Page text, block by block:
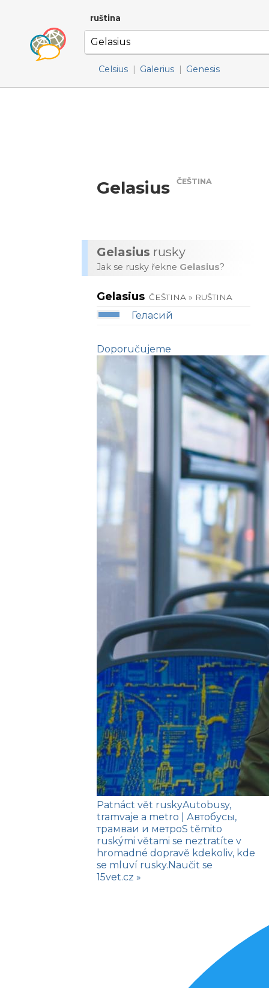
ruština
Celsius | Galerius | Genesis
Gelasius ČEŠTINA
Gelasius rusky
Jak se rusky řekne Gelasius?
Gelasius ČEŠTINA » RUŠTINA
Геласий
Doporučujeme
Patnáct vět ruskyAutobusy,
tramvaje a metro
| Автобусы,
трамваи и метроS těmito
ruskými větami se neztratíte v
hromadné dopravě kdekoliv, kde
se mluví rusky.Naučit se
15vet.cz »